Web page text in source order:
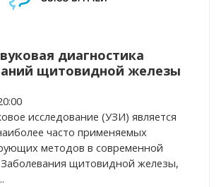
диагностика
щитовидной железы
исследование (УЗИ) является
часто применяемых
методов в современной
щитовидной железы,